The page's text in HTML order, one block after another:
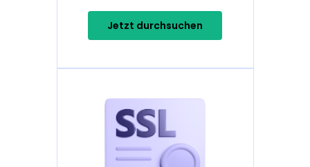
Jetzt durchsuchen